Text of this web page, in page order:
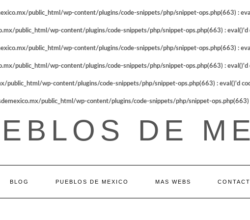
public_html/wp-content/plugins/code-snippets/php/snippet-ops.php(663) :
public_html/wp-content/plugins/code-snippets/php/snippet-ops.php(663) : eval()'d
public_html/wp-content/plugins/code-snippets/php/snippet-ops.php(663) :
public_html/wp-content/plugins/code-snippets/php/snippet-ops.php(663) : eval()'d
public_html/wp-content/plugins/code-snippets/php/snippet-ops.php(663) : eval()'d
public_html/wp-content/plugins/code-snippets/php/snippet-ops.php(663)
DE
BLOG PUEBLOS DE MEXICO MAS WEBS